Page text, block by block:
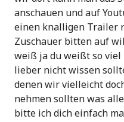
anschauen und auf
einen knalligen Trailer
Zuschauer bitten auf
weiß ja du weißt so
lieber nicht wissen
denen wir vielleicht
nehmen sollten was
bitte ich dich einfach